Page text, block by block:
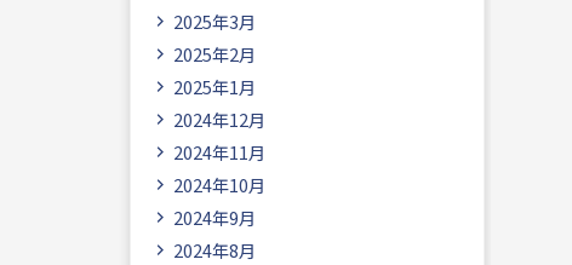
2025年3月
2025年2月
2025年1月
2024年12月
2024年11月
2024年10月
2024年9月
2024年8月